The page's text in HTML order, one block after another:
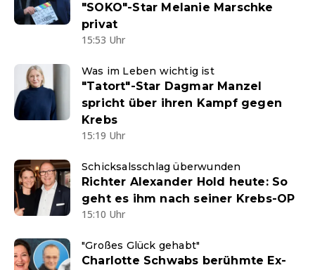
"SOKO"-Star Melanie Marschke
privat
15:53 Uhr
Was im Leben wichtig ist
"Tatort"-Star Dagmar Manzel
spricht über ihren Kampf gegen
Krebs
15:19 Uhr
Schicksalsschlag überwunden
Richter Alexander Hold heute: So
geht es ihm nach seiner Krebs-OP
15:10 Uhr
"Großes Glück gehabt"
Charlotte Schwabs berühmte Ex-